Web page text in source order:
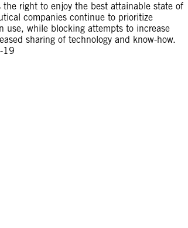
right to enjoy the best attainable state of
companies continue to prioritize
use, while blocking attempts to increase
sharing of technology and know-how.
19